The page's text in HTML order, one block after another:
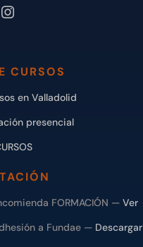
CURSOS
en Valladolid
presencial
FORMACIÓN — Ver
a Fundae — Descargar